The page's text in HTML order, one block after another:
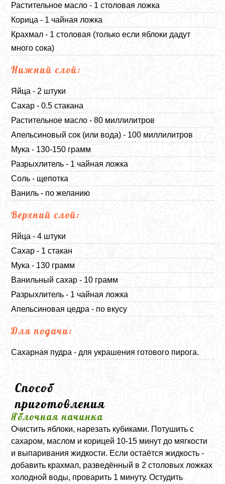
Растительное масло - 1 столовая ложка
Корица - 1 чайная ложка
Крахмал - 1 столовая (только если яблоки дадут
много сока)
Нижний слой:
Яйца - 2 штуки
Сахар - 0.5 стакана
Растительное масло - 80 миллилитров
Апельсиновый сок (или вода) - 100 миллилитров
Мука - 130-150 грамм
Разрыхлитель - 1 чайная ложка
Соль - щепотка
Ваниль - по желанию
Верхний слой:
Яйца - 4 штуки
Сахар - 1 стакан
Мука - 130 грамм
Ванильный сахар - 10 грамм
Разрыхлитель - 1 чайная ложка
Апельсиновая цедра - по вкусу
Для подачи:
Сахарная пудра - для украшения готового пирога.
Способ
приготовления
Яблочная начинка
Очистить яблоки, нарезать кубиками. Потушить с
сахаром, маслом и корицей 10-15 минут до мягкости
и выпаривания жидкости. Если остаётся жидкость -
добавить крахмал, разведённый в 2 столовых ложках
холодной воды, проварить 1 минуту. Остудить